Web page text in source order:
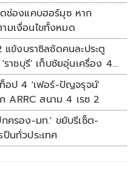
ดช่องแคบฮอร์มุซ หาก
มเงื่อนไขทั้งหมด
ข้งบราซิลซัดคนละประตู
าชบุรี' เก็บชัยอุ่นเครื่อง 4
อป 4 'เฟอร์-ปัญจรุจน์'
ARRC สนาม 4 เรซ 2
ครอง-มท.' ขยับรีเซ็ต-
นทั่วประเทศ